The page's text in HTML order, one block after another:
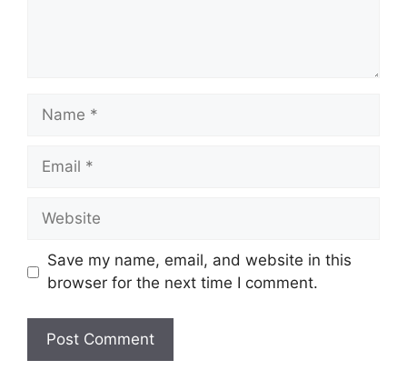
Name
Email
Website
Save my name, email, and website in this
browser for the next time I comment.